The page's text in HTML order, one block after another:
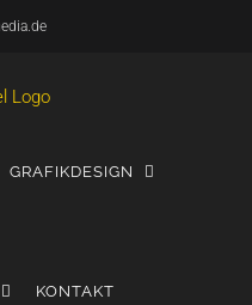
GRAFIKDESIGN
KONTAKT